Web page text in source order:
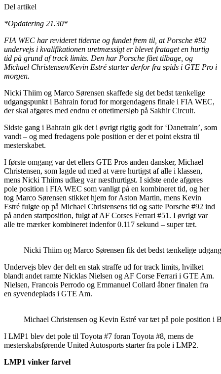
Del artikel
*Opdatering 21.30*
FIA WEC har revideret tiderne og fundet frem til, at Porsche #92
undervejs i kvalifikationen uretmæssigt er blevet frataget en hurtig
tid på grund af track limits. Den har Porsche fået tilbage, og
Michael Christensen/Kevin Estré starter derfor fra spids i GTE Pro i
morgen.
Nicki Thiim og Marco Sørensen skaffede sig det bedst tænkelige
udgangspunkt i Bahrain forud for morgendagens finale i FIA WEC,
der skal afgøres med endnu et ottetimersløb på Sakhir Circuit.
Sidste gang i Bahrain gik det i øvrigt rigtig godt for ‘Danetrain’, som
vandt – og med fredagens pole position er der et point ekstra til
mesterskabet.
I første omgang var det ellers GTE Pros anden dansker, Michael
Christensen, som lagde ud med at være hurtigst af alle i klassen,
mens Nicki Thiims udlæg var næsthurtigst. I sidste ende afgøres
pole position i FIA WEC som vanligt på en kombineret tid, og her
tog Marco Sørensen stikket hjem for Aston Martin, mens Kevin
Estré fulgte op på Michael Christensens tid og satte Porsche #92 ind
på anden startposition, fulgt af AF Corses Ferrari #51. I øvrigt var
alle tre mærker kombineret indenfor 0.117 sekund – super tæt.
Nicki Thiim og Marco Sørensen fik det bedst tænkelige
Undervejs blev der delt en stak straffe ud for track limits, hvilket
blandt andet ramte Nicklas Nielsen og AF Corse Ferrari i GTE Am.
Nielsen, Francois Perrodo og Emmanuel Collard åbner finalen fra
en syvendeplads i GTE Am.
Michael Christensen og Kevin Estré var tæt på pole position i
I LMP1 blev det pole til Toyota #7 foran Toyota #8, mens de
mesterskabsførende United Autosports starter fra pole i LMP2.
LMP1 vinker farvel